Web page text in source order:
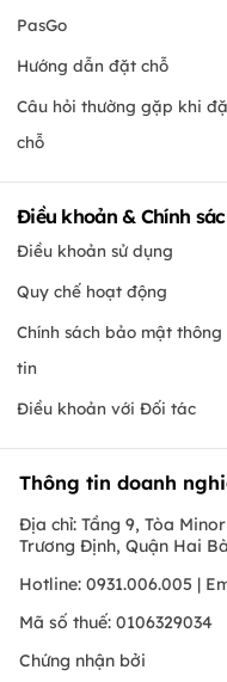
PasGo
Hướng dẫn đặt chỗ
Câu hỏi thường gặp khi
chỗ
Điều khoản & Chính
Điều khoản sử dụng
Quy chế hoạt động
Chính sách bảo mật thông
tin
Điều khoản với Đối tác
Thông tin doanh
Địa chỉ: Tầng 9, Tòa
Trương Định, Quận Hai
Hotline: 0931.006.005 |
Mã số thuế: 0106329034
Chứng nhận bởi